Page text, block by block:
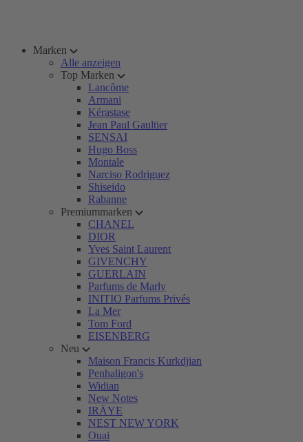
Marken
Alle anzeigen
Top Marken
Lancôme
Armani
Kérastase
Jean Paul Gaultier
SENSAI
Hugo Boss
Montale
Narciso Rodriguez
Shiseido
Rabanne
Premiummarken
CHANEL
DIOR
Yves Saint Laurent
GIVENCHY
GUERLAIN
Parfums de Marly
INITIO Parfums Privés
La Mer
Tom Ford
EISENBERG
Neu
Maison Francis Kurkdjian
Penhaligon's
Widian
New Notes
IRÄYE
NEST NEW YORK
Ouai